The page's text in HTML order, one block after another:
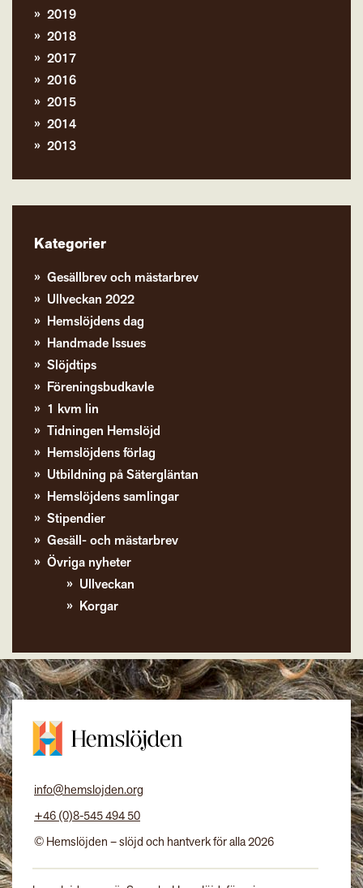
2019
2018
2017
2016
2015
2014
2013
Kategorier
Gesällbrev och mästarbrev
Ullveckan 2022
Hemslöjdens dag
Handmade Issues
Slöjdtips
Föreningsbudkavle
1 kvm lin
Tidningen Hemslöjd
Hemslöjdens förlag
Utbildning på Sätergläntan
Hemslöjdens samlingar
Stipendier
Gesäll- och mästarbrev
Övriga nyheter
Ullveckan
Korgar
info@hemslojden.org
+46 (0)8-545 494 50
© Hemslöjden – slöjd och hantverk för alla 2026